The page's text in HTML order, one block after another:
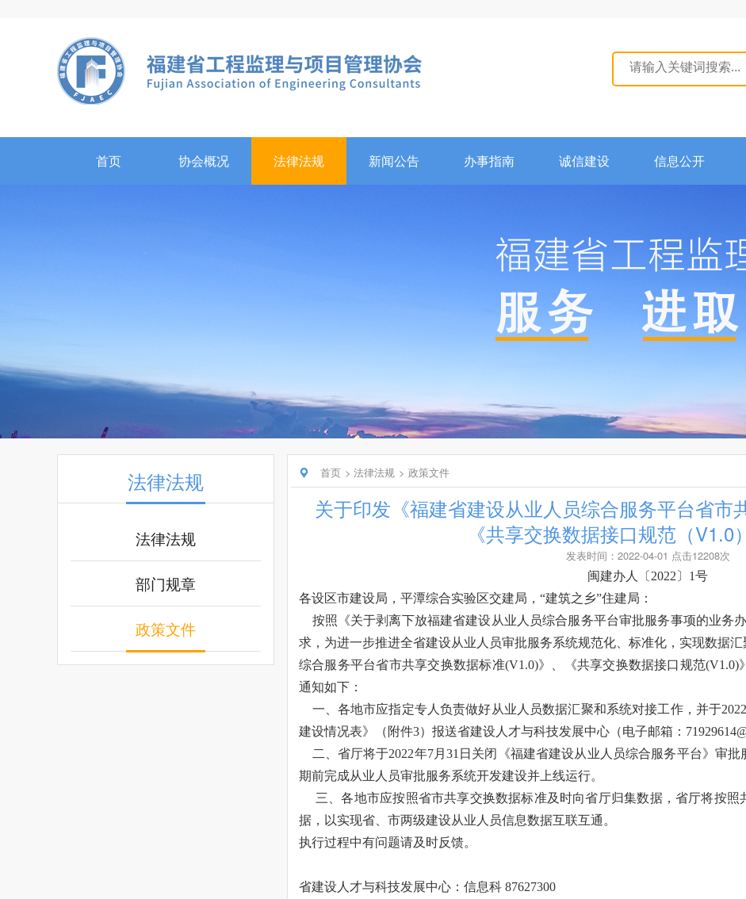
首页 协会概况 法律法规 新闻公告 办事指南 诚信建设 信息公开
法律法规
法律法规
部门规章
政策文件
首页 法律法规 政策文件
关于印发《福建省建设从业人员综合服务平台省市
《共享交换数据接口规范（V1.0
发表时间：2022-04-01 点击12208次
闽建办人〔2022〕1号
各设区市建设局，平潭综合实验区交建局，“建筑之乡”住建局：
按照《关于剥离下放福建省建设从业人员综合服务平台审批服务事项的业务
求，为进一步推进全省建设从业人员审批服务系统规范化、标准化，实现数据
综合服务平台省市共享交换数据标准(V1.0)》、《共享交换数据接口规范
通知如下：
一、各地市应指定专人负责做好从业人员数据汇聚和系统对接工作，并于
建设情况表》（附件3）报送省建设人才与科技发展中心（电子邮箱：
二、省厅将于2022年7月31日关闭《福建省建设从业人员综合服务平台》审
期前完成从业人员审批服务系统开发建设并上线运行。
三、各地市应按照省市共享交换数据标准及时向省厅归集数据，省厅将按照
据，以实现省、市两级建设从业人员信息数据互联互通。
执行过程中有问题请及时反馈。
省建设人才与科技发展中心：信息科 87627300